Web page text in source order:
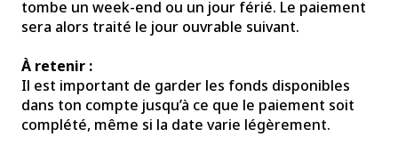
tombe un week-end ou un jour férié. Le paiement
sera alors traité le jour ouvrable suivant.
À retenir :
Il est important de garder les fonds disponibles
dans ton compte jusqu’à ce que le paiement soit
complété, même si la date varie légèrement.